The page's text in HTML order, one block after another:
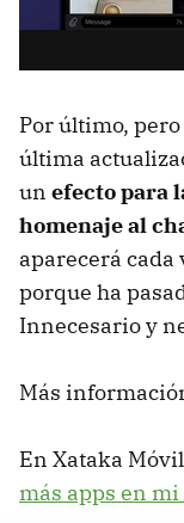
Por último,
última
un efecto para
homenaje al
aparecerá cada
porque ha
Innecesario y
Más
En Xataka
más apps en